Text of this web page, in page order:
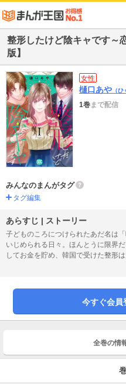
整形したけど陰キャです～
版】
女性
樋口あや （ひ
1巻まで配信
みんなのまんがタグ
タグ編集
あらすじ | ストーリー
子どものころにつけられたあだ名は
いじめられる日々。ほんとうに限界
してお金を貯め、韓国で受けた整形
入れた私の人生はすべてがうまくい
いなまま。整形しても心までは変わ
ち香里とも内心少しどきどきしなが
現れたのは、同僚のエリート社員川
ての暗い過去をしる男、藤枝だっ
今すぐ会員
全巻の情